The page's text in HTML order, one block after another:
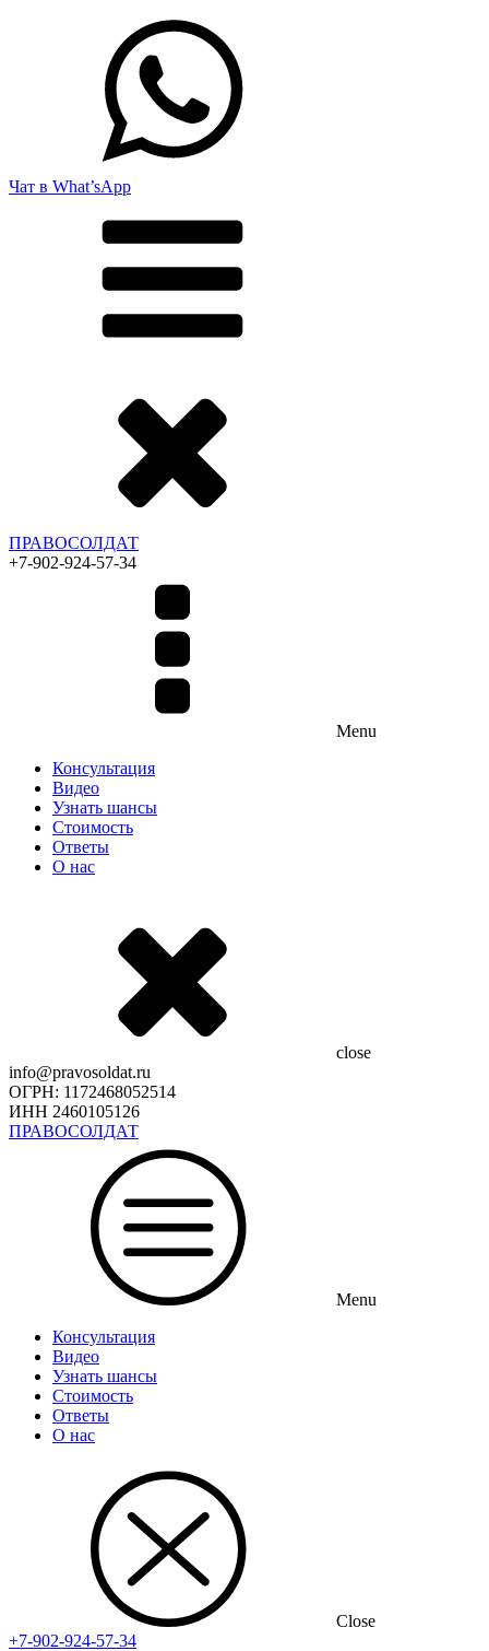
Чат в What’sApp
ПРАВОСОЛДАТ
+7-902-924-57-34
Menu
Консультация
Видео
Узнать шансы
Стоимость
Ответы
О нас
close
info@pravosoldat.ru
ОГРН: 1172468052514
ИНН 2460105126
ПРАВОСОЛДАТ
Menu
Консультация
Видео
Узнать шансы
Стоимость
Ответы
О нас
Close
+7-902-924-57-34